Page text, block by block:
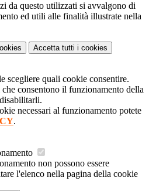
da questo utilizzati si avvalgono di
ed utili alle finalità illustrate nella
Accetta tutti i cookies
scegliere quali cookie consentire.
consentono il funzionamento della
necessari al funzionamento potete
.
non possono essere
l'elenco nella pagina della cookie